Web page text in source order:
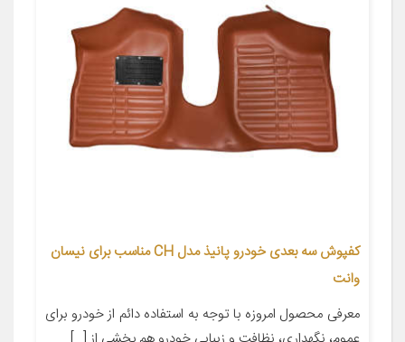
کفپوش سه بعدی خودرو پانیذ مدل CH مناسب برای نیسان
وانت
معرفی محصول امروزه با توجه به استفاده دائم از خودرو برای